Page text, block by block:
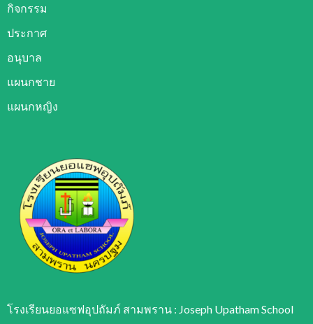
กิจกรรม
ประกาศ
อนุบาล
แผนกชาย
แผนกหญิง
โรงเรียนยอแซฟอุปถัมภ์ สามพราน : Joseph Upatham School